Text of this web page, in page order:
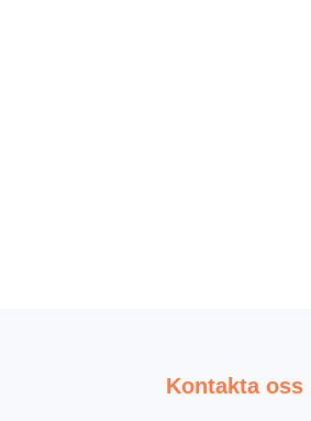
Kontakta oss